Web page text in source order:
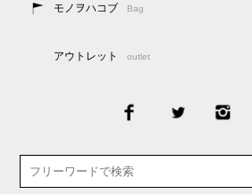
モノヲハコブ Bag
アウトレット outlet